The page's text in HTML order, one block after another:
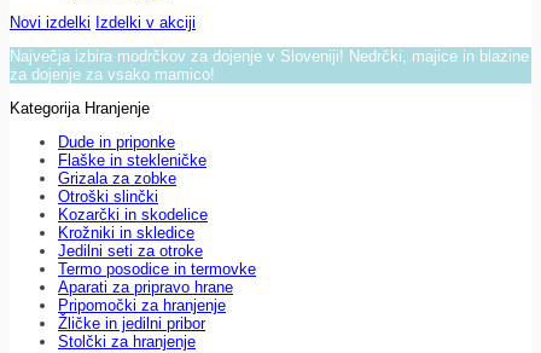
Novi izdelki Izdelki v akciji
Največja izbira modrčkov za dojenje v Sloveniji! Nedrčki, majice in blazine
za dojenje za vsako mamico!
Kategorija Hranjenje
Dude in priponke
Flaške in stekleničke
Grizala za zobke
Otroški slinčki
Kozarčki in skodelice
Krožniki in skledice
Jedilni seti za otroke
Termo posodice in termovke
Aparati za pripravo hrane
Pripomočki za hranjenje
Žličke in jedilni pribor
Stolčki za hranjenje